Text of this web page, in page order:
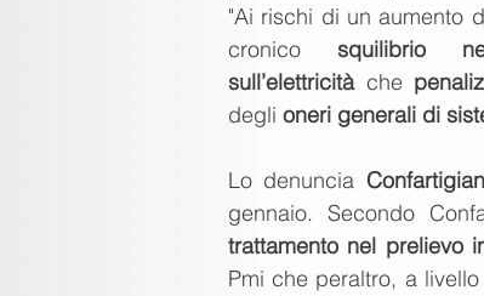
"Ai rischi di un aumento
cronico squilibrio
sull’elettricità che
degli oneri generali di
Lo denuncia
gennaio. Secondo
trattamento nel prelievo
Pmi che peraltro, a